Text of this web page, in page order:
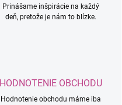
Prinášame inšpirácie na každý
deň, pretože je nám to blízke.
HODNOTENIE OBCHODU
Hodnotenie obchodu máme iba